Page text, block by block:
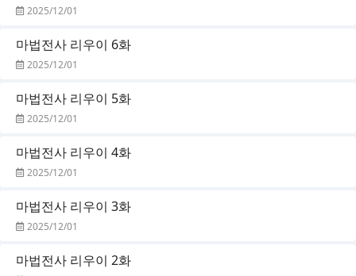
2025/12/01
마법전사 리우이 6화
2025/12/01
마법전사 리우이 5화
2025/12/01
마법전사 리우이 4화
2025/12/01
마법전사 리우이 3화
2025/12/01
마법전사 리우이 2화